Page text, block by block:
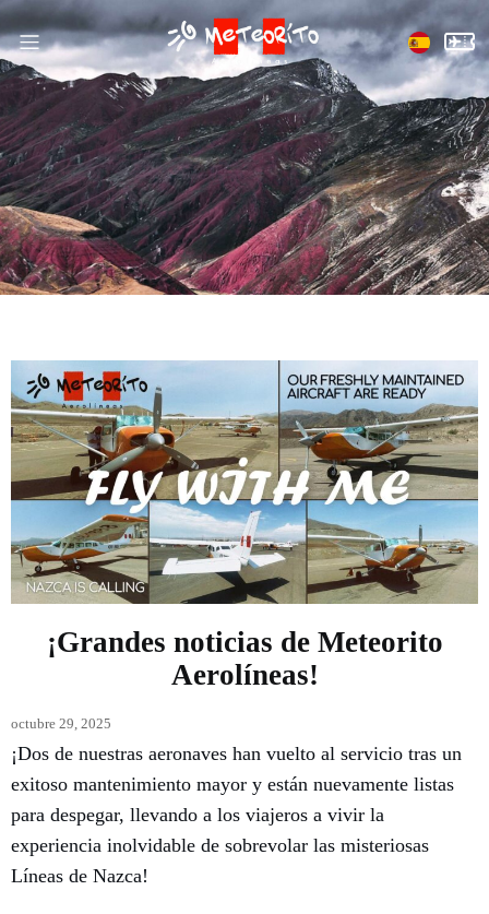
¡Grandes noticias de Meteorito
Aerolíneas!
octubre 29, 2025
¡Dos de nuestras aeronaves han vuelto al servicio tras un
exitoso mantenimiento mayor y están nuevamente listas
para despegar, llevando a los viajeros a vivir la
experiencia inolvidable de sobrevolar las misteriosas
Líneas de Nazca!